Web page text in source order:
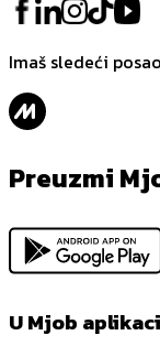
Imaš sledeći
Preuzmi
U Mjob